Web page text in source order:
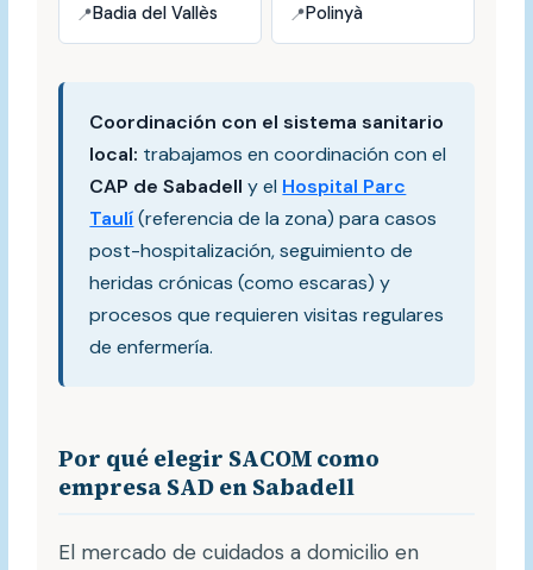
Badia del Vallès Polinyà
Coordinación con el sistema sanitario
local: trabajamos en coordinación con el
CAP de Sabadell y el Hospital Parc
Taulí(referencia de la zona) para casos
post-hospitalización, seguimiento de
heridas crónicas (como escaras) y
procesos que requieren visitas regulares
de enfermería.
Por qué elegir SACOM como
empresa SAD en Sabadell
El mercado de cuidados a domicilio en